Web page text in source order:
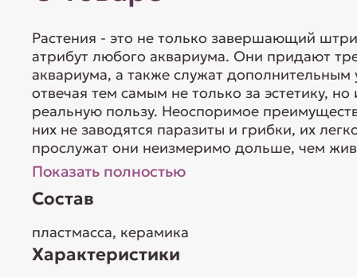
Растения - это не только завершающий
атрибут любого аквариума. Они придают
аквариума, а также служат
отвечая тем самым не только за эстетику,
реальную пользу. Неоспоримое
них не заводятся паразиты и грибки, их
прослужат они неизмеримо дольше, чем
Показать полностью
Состав
пластмасса, керамика
Характеристики